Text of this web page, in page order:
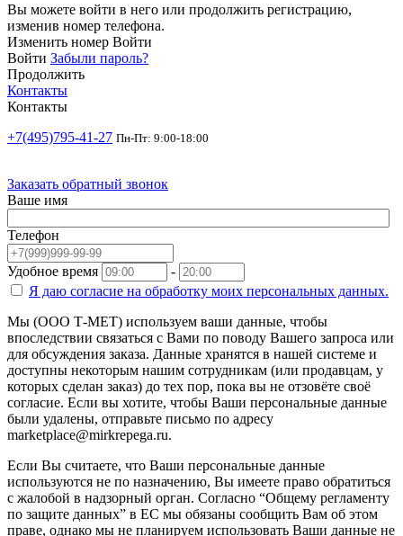
Вы можете войти в него или продолжить регистрацию,
изменив номер телефона.
Изменить номер Войти
Войти Забыли пароль?
Продолжить
Контакты
Контакты
+7(495)795-41-27 Пн-Пт: 9:00-18:00
Заказать обратный звонок
Ваше имя
Телефон
Удобное время
-
Я даю согласие на обработку моих персональных данных.
Мы (ООО Т-МЕТ) используем ваши данные, чтобы
впоследствии связаться с Вами по поводу Вашего запроса или
для обсуждения заказа. Данные хранятся в нашей системе и
доступны некоторым нашим сотрудникам (или продавцам, у
которых сделан заказ) до тех пор, пока вы не отзовёте своё
согласие. Если вы хотите, чтобы Ваши персональные данные
были удалены, отправьте письмо по адресу
marketplace@mirkrepega.ru.
Если Вы считаете, что Ваши персональные данные
используются не по назначению, Вы имеете право обратиться
с жалобой в надзорный орган. Согласно “Общему регламенту
по защите данных” в ЕС мы обязаны сообщить Вам об этом
праве, однако мы не планируем использовать Ваши данные не